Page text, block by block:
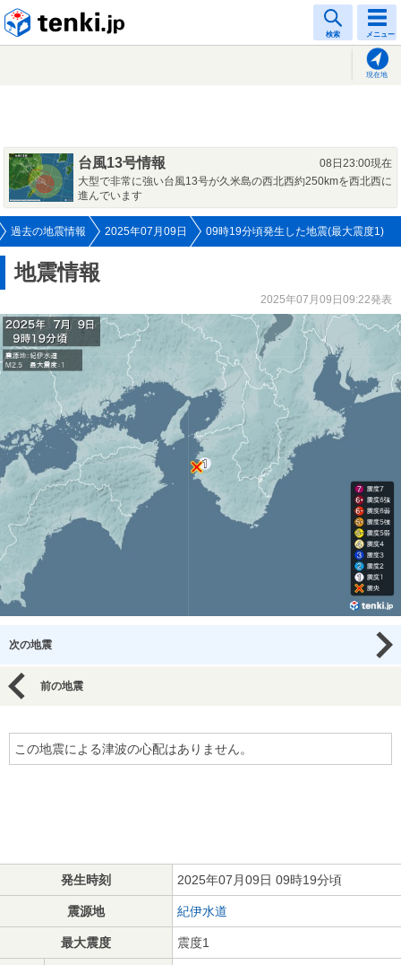
検索 メニュー
現在地
台風13号情報
08日23:00現在
大型で非常に強い台風13号が久米島の西北西約250kmを西北西に
進んでいます
過去の地震情報 2025年07月09日 09時19分頃発生した地震(最大震度1)
地震情報
2025年07月09日09:22発表
次の地震
前の地震
この地震による津波の心配はありません。
発生時刻 2025年07月09日 09時19分頃
震源地 紀伊水道
最大震度 震度1